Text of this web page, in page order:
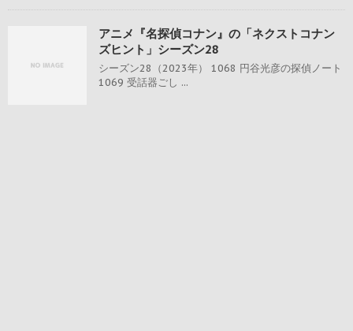
アニメ『名探偵コナン』の「ネクストコナン
ズヒント」シーズン28
シーズン28（2023年） 1068 円谷光彦の探偵ノート
1069 受話器ごし ...